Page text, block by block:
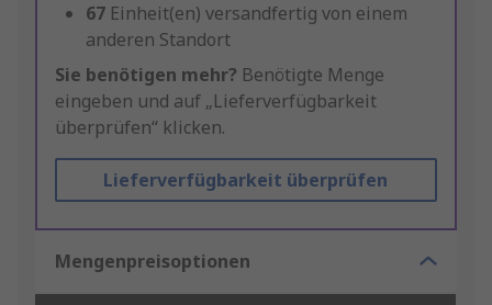
67 Einheit(en) versandfertig von einem
anderen Standort
Sie benötigen mehr? Benötigte Menge
eingeben und auf „Lieferverfügbarkeit
überprüfen“ klicken.
Lieferverfügbarkeit überprüfen
Mengenpreisoptionen